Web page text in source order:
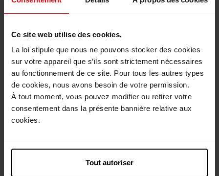
Ce site web utilise des cookies.
La loi stipule que nous ne pouvons stocker des cookies
sur votre appareil que s’ils sont strictement nécessaires
au fonctionnement de ce site. Pour tous les autres types
de cookies, nous avons besoin de votre permission.
À tout moment, vous pouvez modifier ou retirer votre
consentement dans la présente bannière relative aux
cookies.
Tout autoriser
Beschrijving
Karakteristieken
Review